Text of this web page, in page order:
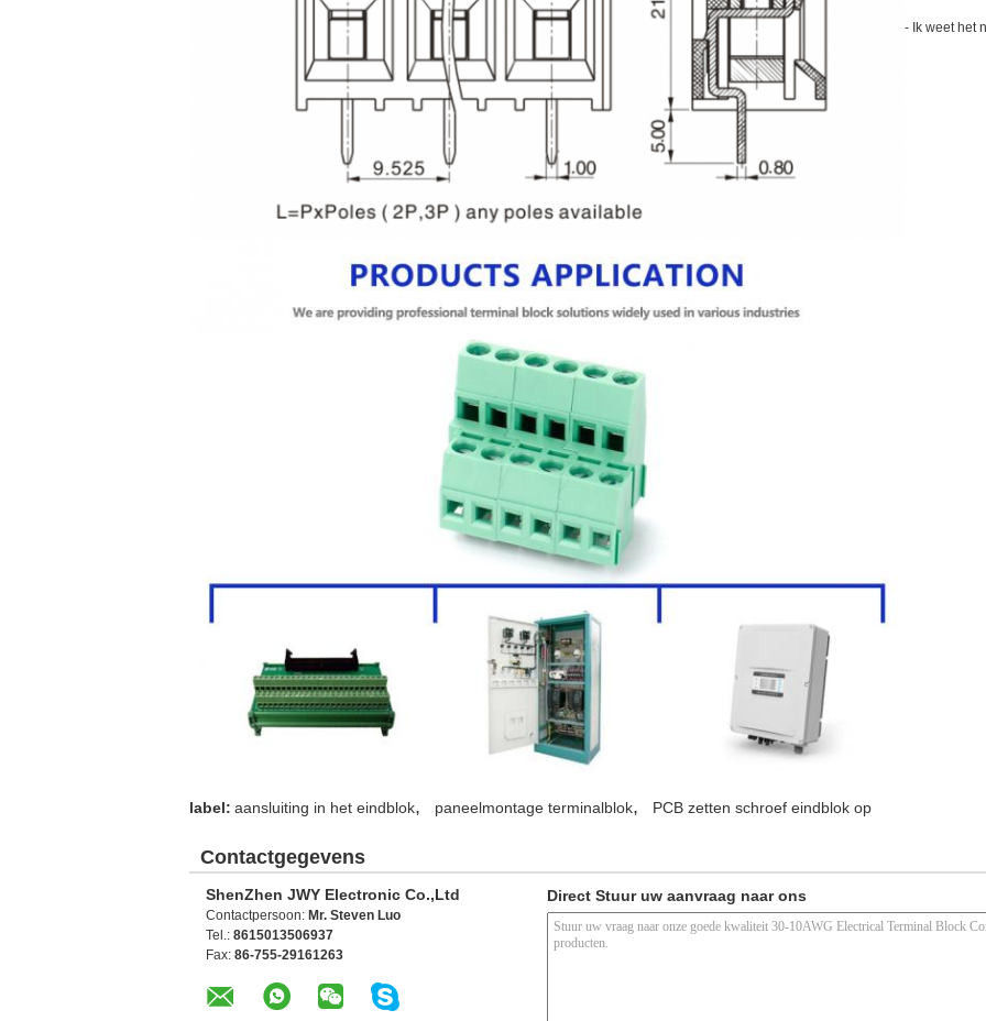
- Ik weet het
label: aansluiting in het eindblok, paneelmontage terminalblok, PCB zetten schroef eindblok op
Contactgegevens
ShenZhen JWY Electronic Co.,Ltd
Contactpersoon: Mr. Steven Luo
Tel.: 8615013506937
Fax: 86-755-29161263
Direct Stuur uw aanvraag naar ons